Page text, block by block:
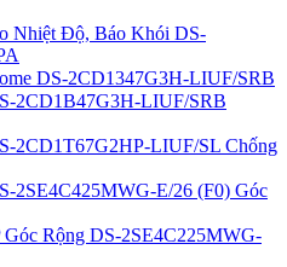
Nhiệt Độ, Báo Khói DS-
DS-2CD1347G3H-LIUF/SRB
2CD1B47G3H-LIUF/SRB
2CD1T67G2HP-LIUF/SL Chống
2SE4C425MWG-E/26 (F0) Góc
Góc Rộng DS-2SE4C225MWG-